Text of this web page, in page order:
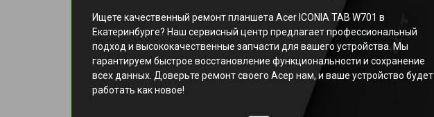
Ищете качественный ремонт планшета Acer ICONIA TAB W701 в
Екатеринбурге? Наш сервисный центр предлагает профессиональный
подход и высококачественные запчасти для вашего устройства. Мы
гарантируем быстрое восстановление функциональности и сохранение
всех данных. Доверьте ремонт своего Асер нам, и ваше устройство будет
работать как новое!